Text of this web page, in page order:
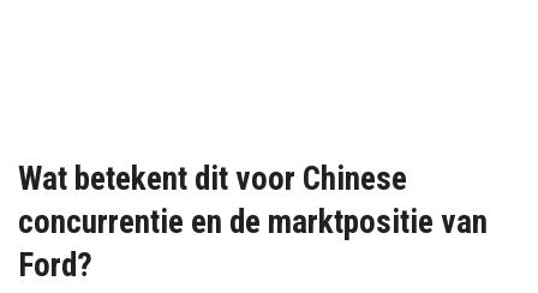
Wat betekent dit voor Chinese
concurrentie en de marktpositie van
Ford?